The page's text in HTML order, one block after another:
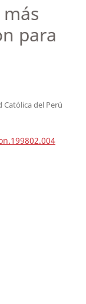
para
del Perú